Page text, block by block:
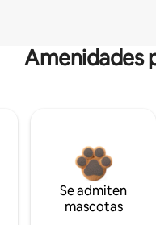
Amenidades
Se admiten
mascotas